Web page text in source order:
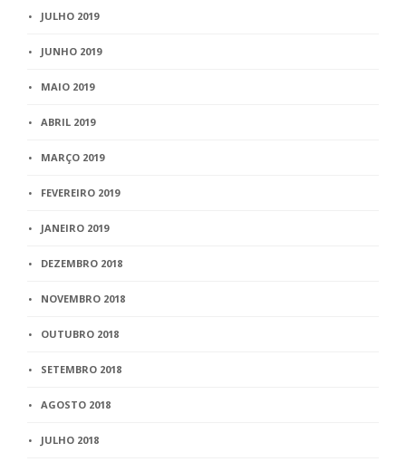
JULHO 2019
JUNHO 2019
MAIO 2019
ABRIL 2019
MARÇO 2019
FEVEREIRO 2019
JANEIRO 2019
DEZEMBRO 2018
NOVEMBRO 2018
OUTUBRO 2018
SETEMBRO 2018
AGOSTO 2018
JULHO 2018